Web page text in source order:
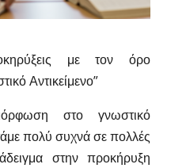
με τον όρο
Αντικείμενο”
στο γνωστικό
πολύ συχνά σε πολλές
στην προκήρυξη